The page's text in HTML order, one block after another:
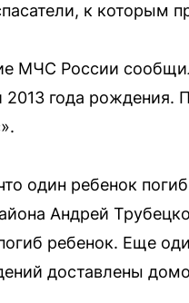
к которым
МЧС России
2013 года рождения.
один ребенок
Андрей
ребенок. Еще
доставлены